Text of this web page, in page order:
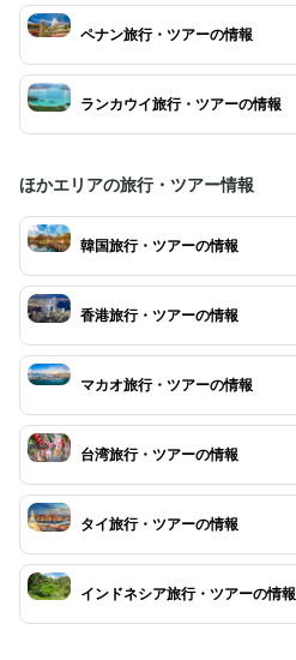
ペナン旅行・ツアーの情報
ランカウイ旅行・ツアーの情報
ほかエリアの旅行・ツアー情報
韓国旅行・ツアーの情報
香港旅行・ツアーの情報
マカオ旅行・ツアーの情報
台湾旅行・ツアーの情報
タイ旅行・ツアーの情報
インドネシア旅行・ツアーの情報